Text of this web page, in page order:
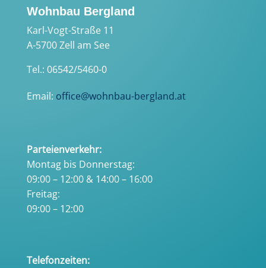
Wohnbau Bergland
Karl-Vogt-Straße 11
A-5700 Zell am See
Tel.: 06542/5460-0
Email: office@wohnbau-bergland.at
Parteienverkehr:
Montag bis Donnerstag:
09:00 – 12:00 & 14:00 – 16:00
Freitag:
09:00 – 12:00
Telefonzeiten: